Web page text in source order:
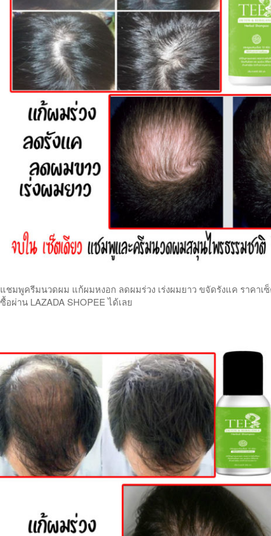
แชมพูครีมนวดผม แก้ผมหงอก ลดผมร่วง เร่งผมยาว ขจัดรังแค ราคาเ
ซื้อผ่าน LAZADA SHOPEE ได้เลย